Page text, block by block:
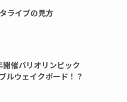
ライブの見方
催パリオリンピック
ルウェイクボード！？